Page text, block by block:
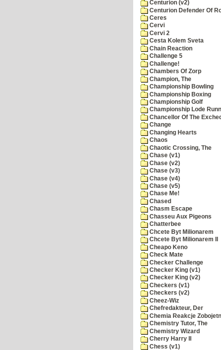
Centurion (v2)
Centurion Defender Of
Ceres
Cervi
Cervi 2
Cesta Kolem Sveta
Chain Reaction
Challenge 5
Challenge!
Chambers Of Zorp
Champion, The
Championship Bowling
Championship Boxing
Championship Golf
Championship Lode
Chancellor Of The
Change
Changing Hearts
Chaos
Chaotic Crossing, The
Chase (v1)
Chase (v2)
Chase (v3)
Chase (v4)
Chase (v5)
Chase Me!
Chased
Chasm Escape
Chasseu Aux Pigeons
Chatterbee
Chcete Byt Milionarem
Chcete Byt Milionarem II
Cheapo Keno
Check Mate
Checker Challenge
Checker King (v1)
Checker King (v2)
Checkers (v1)
Checkers (v2)
Cheez-Wiz
Chefredakteur, Der
Chemia Reakcje
Chemistry Tutor, The
Chemistry Wizard
Cherry Harry II
Chess (v1)